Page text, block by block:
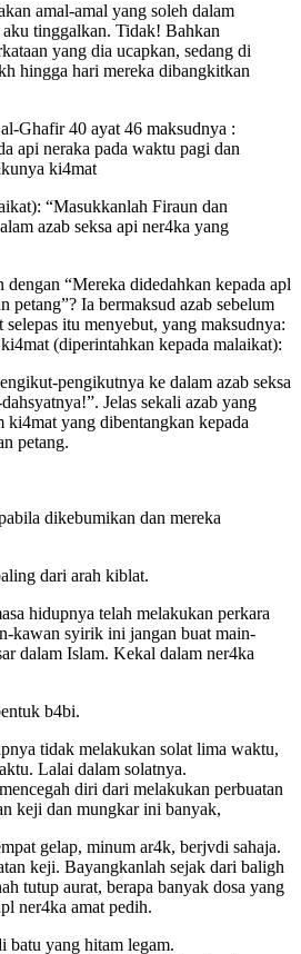
amal-amal yang soleh dalam
tinggalkan. Tidak! Bahkan
yang dia ucapkan, sedang di
hingga hari mereka dibangkitkan
Ghafir 40 ayat 46 maksudnya :
api neraka pada waktu pagi dan
ki4mat
“Masukkanlah Firaun dan
azab seksa api ner4ka yang
“Mereka didedahkan kepada apl
petang”? Ia bermaksud azab sebelum
itu menyebut, yang maksudnya:
(diperintahkan kepada malaikat):
pengikutnya ke dalam azab seksa
Jelas sekali azab yang
ki4mat yang dibentangkan kepada
petang.
dikebumikan dan mereka
dari arah kiblat.
hidupnya telah melakukan perkara
kawan syirik ini jangan buat main-
dalam Islam. Kekal dalam ner4ka
b4bi.
tidak melakukan solat lima waktu,
Lalai dalam solatnya.
diri dari melakukan perbuatan
keji dan mungkar ini banyak,
gelap, minum ar4k, berjvdi sahaja.
keji. Bayangkanlah sejak dari baligh
tutup aurat, berapa banyak dosa yang
ner4ka amat pedih.
batu yang hitam legam.